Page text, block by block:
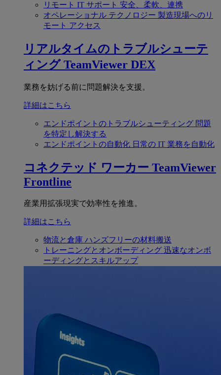
リモート IT サポート 安全、柔軟、連携
オペレーショナル テクノロジー 製造現場へのリ
モート アクセス
リアルタイムのトラブルシューテ
ィング TeamViewer DEX
業務を妨げる前に問題解決を支援。
詳細はこちら
エンドポイントのトラブルシューティング 問題
を特定し解決する
エンドポイントの自動化 日常の IT 業務を自動化
コネクテッド ワーカー TeamViewer
Frontline
産業用拡張現実で効率性を推進。
詳細はこちら
物流と倉庫 ハンズフリーの材料搬送
トレーニングとオンボーディング 迅速なオンボ
ーディングとスキルアップ